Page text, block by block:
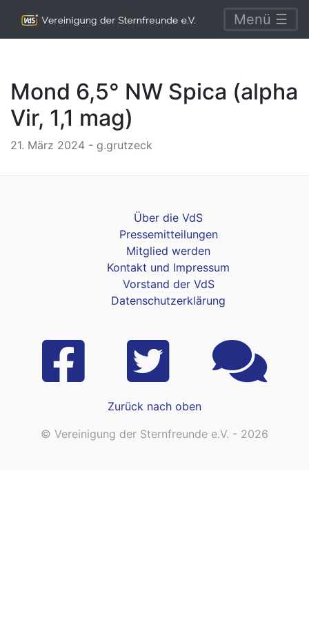
Menü ☰
Mond 6,5° NW Spica (alpha
Vir, 1,1 mag)
21. März 2024 - g.grutzeck
Über die VdS
Pressemitteilungen
Mitglied werden
Kontakt und Impressum
Vorstand der VdS
Datenschutzerklärung
Zurück nach oben
© Vereinigung der Sternfreunde e.V. - 2026